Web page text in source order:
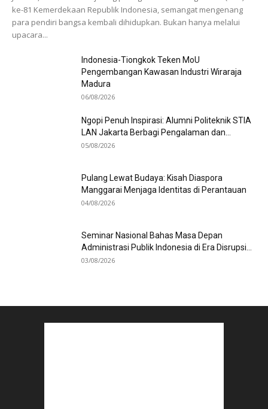
ke-81 Kemerdekaan Republik Indonesia, semangat mengenang
para pendiri bangsa kembali dihidupkan. Bukan hanya melalui
upacara...
Indonesia-Tiongkok Teken MoU
Pengembangan Kawasan Industri Wiraraja
Madura
06/08/2026
Ngopi Penuh Inspirasi: Alumni Politeknik STIA
LAN Jakarta Berbagi Pengalaman dan...
05/08/2026
Pulang Lewat Budaya: Kisah Diaspora
Manggarai Menjaga Identitas di Perantauan
04/08/2026
Seminar Nasional Bahas Masa Depan
Administrasi Publik Indonesia di Era Disrupsi...
03/08/2026